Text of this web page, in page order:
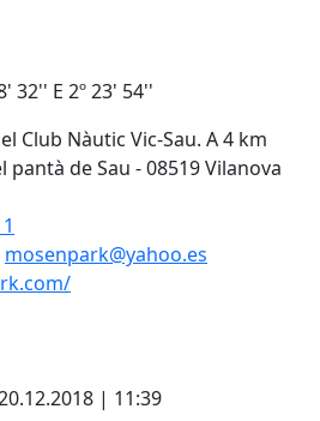
32'' E 2º 23' 54''
Club Nàutic Vic-Sau. A 4 km
de Sau - 08519 Vilanova
mosenpark@yahoo.es
| 11:39